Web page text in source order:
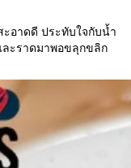
อาดดี ประทับใจกับน้ำ
ละราดมาพอขลุกขลิก